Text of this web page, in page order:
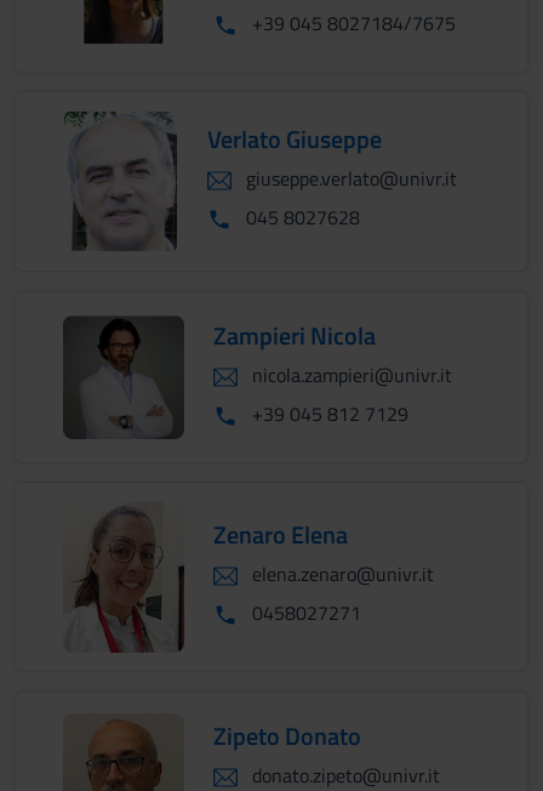
+39 045 8027184/7675
Verlato Giuseppe
giuseppe.verlato@univr.it
045 8027628
Zampieri Nicola
nicola.zampieri@univr.it
+39 045 812 7129
Zenaro Elena
elena.zenaro@univr.it
0458027271
Zipeto Donato
donato.zipeto@univr.it